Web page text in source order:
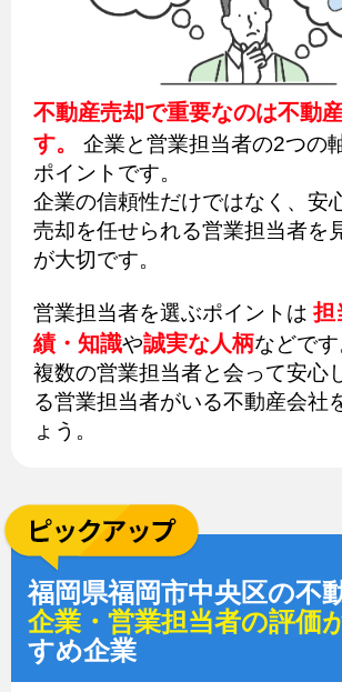
不動産売却で重要なのは不動
す。
企業と営業担当者の2つの
ポイントです。
企業の信頼性だけではなく、安
売却を任せられる営業担当者を
が大切です。
営業担当者を選ぶポイントは 担
績・知識や誠実な人柄などです
複数の営業担当者と会って安心
る営業担当者がいる不動産会社
ょう。
福岡県福岡市中央区の不
企業・営業担当者の評価
すめ企業